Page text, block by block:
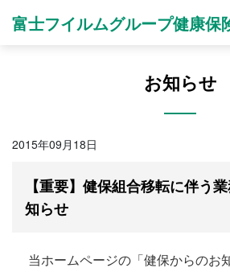
富士フイルムグループ健康保
お知らせ
2015年09月18日
【重要】健保組合移転に伴う
知らせ
当ホームページの「健保からのお